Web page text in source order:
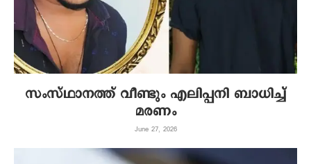
സംസ്ഥാനത്ത് വീണ്ടും എലിപ്പനി ബാധിച്ച്
മരണം
June 27, 2026